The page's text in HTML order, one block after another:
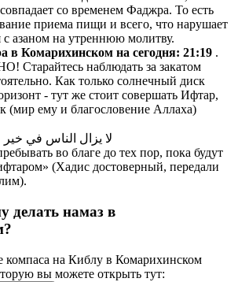
со временем Фаджра. То есть
приема пищи и всего, что нарушает
с азаном на утреннюю молитву.
в Комарихинском на сегодня: 21:19 .
наблюдать за закатом
Как только солнечный диск
- тут же стоит совершать Ифтар,
(мир ему и благословение Аллаха)
لا يزال الناس في خير
во благе до тех пор, пока будут
(Хадис достоверный, передали
делать намаз в
компаса на Киблу в Комарихинском
вы можете открыть тут: